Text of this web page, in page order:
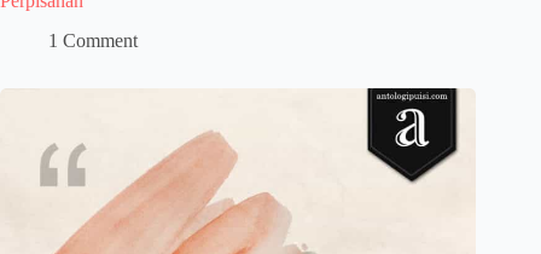
1 Comment